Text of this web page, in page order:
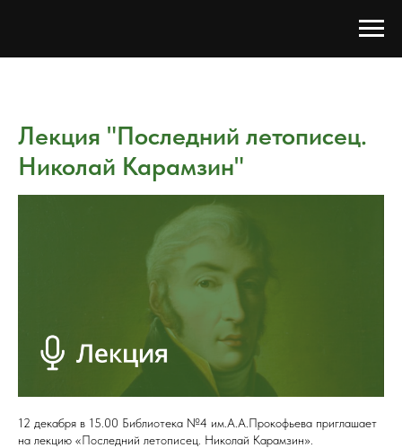
Лекция "Последний летописец.
Николай Карамзин"
12 декабря в 15.00 Библиотека №4 им.А.А.Прокофьева приглашает
на лекцию «Последний летописец. Николай Карамзин».